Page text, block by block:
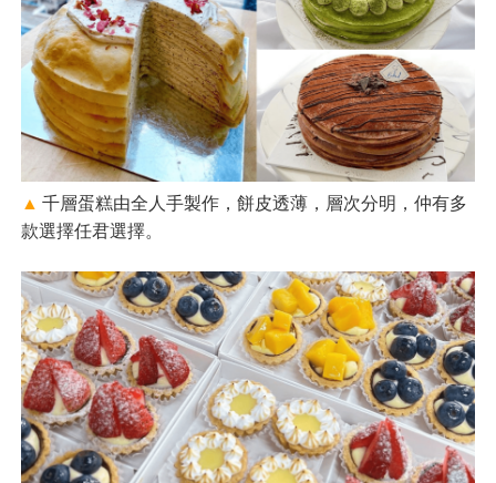
▲ 千層蛋糕由全人手製作，餅皮透薄，層次分明，仲有多
款選擇任君選擇。